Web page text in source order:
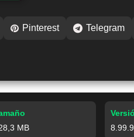
Pinterest Telegram
MB
8.99.9